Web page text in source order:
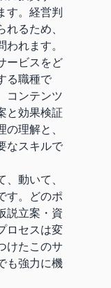
す。経営判
るため、
れます。
ービスをど
る職種で
コンテンツ
と効果検証
理解と、
なスキルで
動いて、
す。どのポ
説立案・資
ロセスは変
けたこのサ
も強力に機